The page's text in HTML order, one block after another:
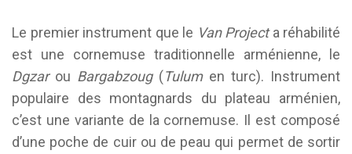
Le premier instrument que le Van Projecta réhabilité
est une cornemuse traditionnelle arménienne, le
Dgzarou Bargabzoug(Tulumen turc). Instrument
populaire des montagnards du plateau arménien,
c’est une variante de la cornemuse. Il est composé
d’une poche de cuir ou de peau qui permet de sortir